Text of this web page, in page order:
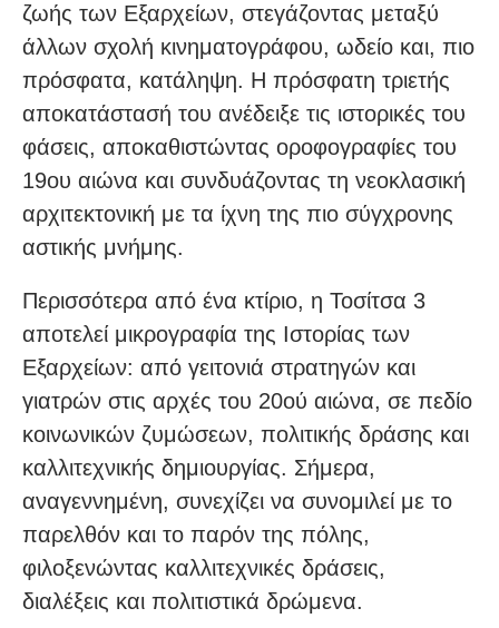
ζωής των Εξαρχείων, στεγάζοντας μεταξύ
άλλων σχολή κινηματογράφου, ωδείο και, πιο
πρόσφατα, κατάληψη. Η πρόσφατη τριετής
αποκατάστασή του ανέδειξε τις ιστορικές του
φάσεις, αποκαθιστώντας οροφογραφίες του
19ου αιώνα και συνδυάζοντας τη νεοκλασική
αρχιτεκτονική με τα ίχνη της πιο σύγχρονης
αστικής μνήμης.
Περισσότερα από ένα κτίριο, η Τοσίτσα 3
αποτελεί μικρογραφία της Ιστορίας των
Εξαρχείων: από γειτονιά στρατηγών και
γιατρών στις αρχές του 20ού αιώνα, σε πεδίο
κοινωνικών ζυμώσεων, πολιτικής δράσης και
καλλιτεχνικής δημιουργίας. Σήμερα,
αναγεννημένη, συνεχίζει να συνομιλεί με το
παρελθόν και το παρόν της πόλης,
φιλοξενώντας καλλιτεχνικές δράσεις,
διαλέξεις και πολιτιστικά δρώμενα.